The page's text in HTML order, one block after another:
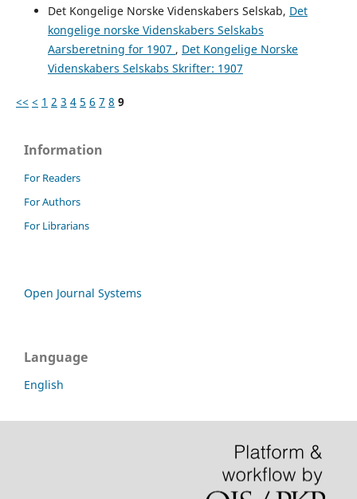
Det Kongelige Norske Videnskabers Selskab, Det
kongelige norske Videnskabers Selskabs
Aarsberetning for 1907 , Det Kongelige Norske
Videnskabers Selskabs Skrifter: 1907
<< < 1 2 3 4 5 6 7 8 9
Information
For Readers
For Authors
For Librarians
Open Journal Systems
Language
English